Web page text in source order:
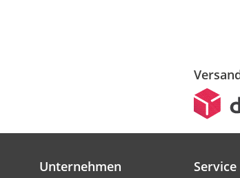
Unternehmen Service